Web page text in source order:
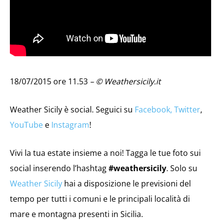
18/07/2015 ore 11.53 – © Weathersicily.it
Weather Sicily è social. Seguici su Facebook, Twitter,
YouTube e Instagram!
Vivi la tua estate insieme a noi! Tagga le tue foto sui
social inserendo l’hashtag#weathersicily. Solo su
Weather Sicily hai a disposizione le previsioni del
tempo per tutti i comuni e le principali località di
mare e montagna presenti in Sicilia.